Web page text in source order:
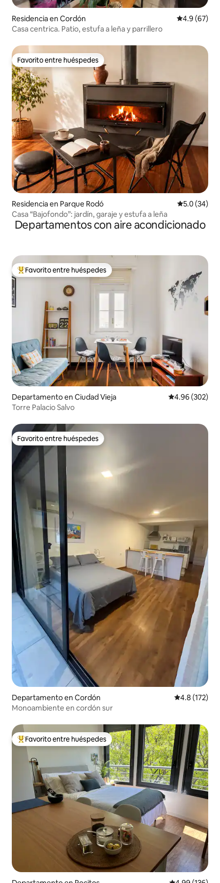
Residencia en Cordón Calificación
4.9 (67)
Casa centrica. Patio, estufa a leña y parrillero
Favorito entre huéspedes
Favorito entre huéspedes
Residencia en Parque Rodó Calificación
5.0 (34)
Casa “Bajofondo”: jardín, garaje y estufa a leña
Departamentos con aire acondicionado
De los mejores en Favorito entre huéspedes
Favorito entre huéspedes
Departamento en Ciudad Vieja Calificación
4.96 (302)
Torre Palacio Salvo
Favorito entre huéspedes
Favorito entre huéspedes
Departamento en Cordón Calificación
4.8 (172)
Monoambiente en cordón sur
De los mejores en Favorito entre huéspedes
Favorito entre huéspedes